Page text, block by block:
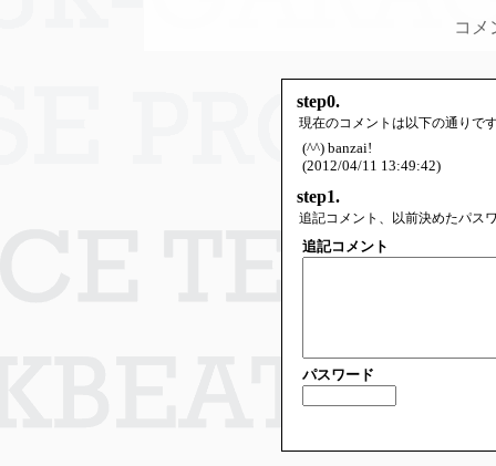
コメ
step0.
現在のコメントは以下の通りで
(^^) banzai!
(2012/04/11 13:49:42)
step1.
追記コメント、以前決めたパス
追記コメント
パスワード